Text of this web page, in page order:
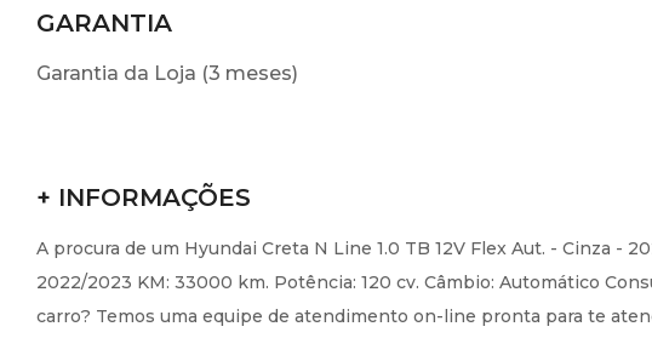
GARANTIA
Garantia da Loja (3 meses)
+ INFORMAÇÕES
A procura de um Hyundai Creta N Line 1.0 TB 12V Flex Aut. - Cinza -
2022/2023 KM: 33000 km. Potência: 120 cv. Câmbio: Automático
carro? Temos uma equipe de atendimento on-line pronta para te